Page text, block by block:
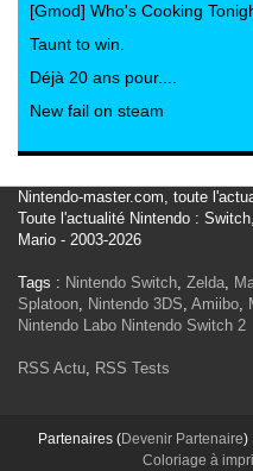
[Gmod] Who's Cooking
Taunt to win.
Déjà 20 ans pour....
New fail on steam
Nintendo-master.com, toute
Toute l'actualité Nintendo :
Mario - 2003-2026
Tags : Nintendo Switch, Zelda,
Splatoon, Nintendo 3DS, Amiibo,
Nintendo Labo Nintendo Switch 2
RSS Actu, RSS Tests
Partenaires (Devenir Partenaire)
Coloriage à